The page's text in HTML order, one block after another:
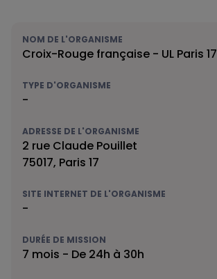
NOM DE L'ORGANISME
Croix-Rouge française - UL Paris 17
TYPE D'ORGANISME
-
ADRESSE DE L'ORGANISME
2 rue Claude Pouillet
75017, Paris 17
SITE INTERNET DE L'ORGANISME
-
DURÉE DE MISSION
7 mois - De 24h à 30h